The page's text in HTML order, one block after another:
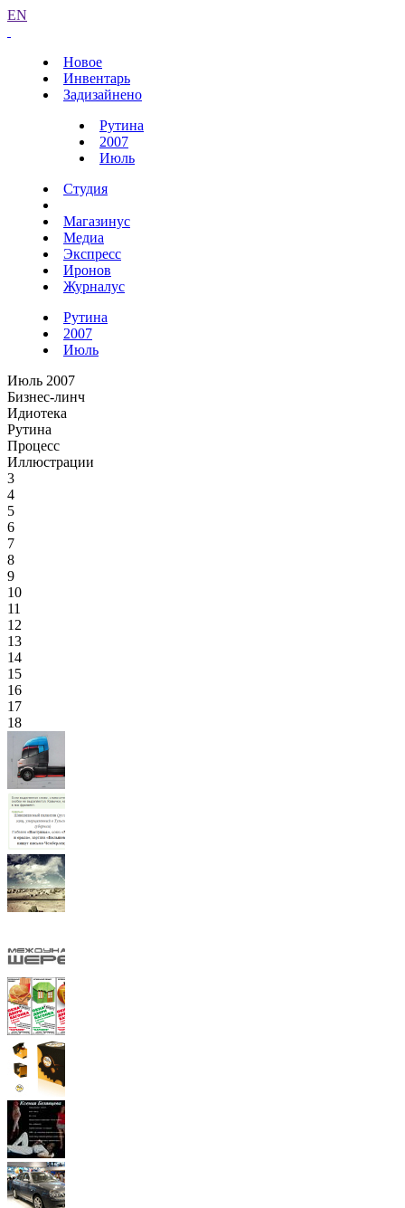
EN
Новое
Инвентарь
Задизайнено
Рутина
2007
Июль
Студия
Магазинус
Медиа
Экспресс
Иронов
Журналус
Рутина
2007
Июль
Июль 2007
Бизнес-линч
Идиотека
Рутина
Процесс
Иллюстрации
3
4
5
6
7
8
9
10
11
12
13
14
15
16
17
18